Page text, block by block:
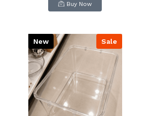
Buy Now
Sale
New